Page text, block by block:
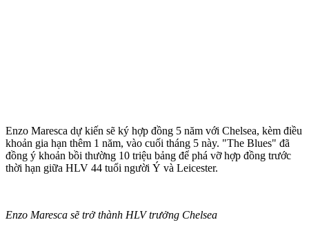
Enzo Maresca dự kiến sẽ ký hợp đồng 5 năm với Chelsea, kèm điều
khoản gia hạn thêm 1 năm, vào cuối tháng 5 này. "The Blues" đã
đồng ý khoản bồi thường 10 triệu bảng để phá vỡ hợp đồng trước
thời hạn giữa HLV 44 tuổi người Ý và Leicester.
Enzo Maresca sẽ trở thành HLV trưởng Chelsea